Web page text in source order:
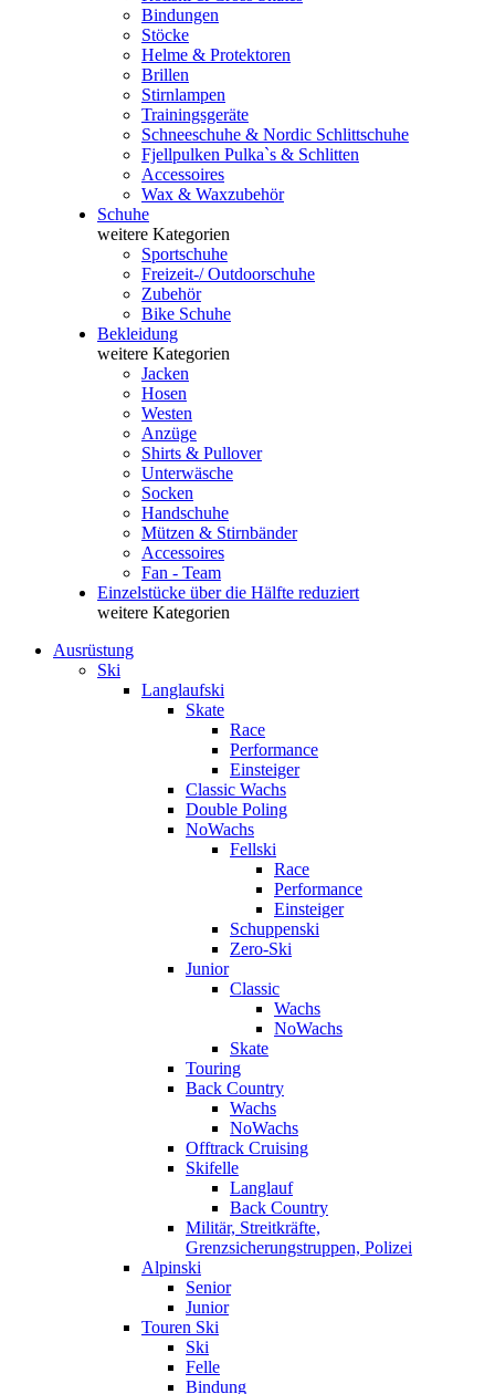
Bindungen
Stöcke
Helme & Protektoren
Brillen
Stirnlampen
Trainingsgeräte
Schneeschuhe & Nordic Schlittschuhe
Fjellpulken Pulka`s & Schlitten
Accessoires
Wax & Waxzubehör
Schuhe
weitere Kategorien
Sportschuhe
Freizeit-/ Outdoorschuhe
Zubehör
Bike Schuhe
Bekleidung
weitere Kategorien
Jacken
Hosen
Westen
Anzüge
Shirts & Pullover
Unterwäsche
Socken
Handschuhe
Mützen & Stirnbänder
Accessoires
Fan - Team
Einzelstücke über die Hälfte reduziert
weitere Kategorien
Ausrüstung
Ski
Langlaufski
Skate
Race
Performance
Einsteiger
Classic Wachs
Double Poling
NoWachs
Fellski
Race
Performance
Einsteiger
Schuppenski
Zero-Ski
Junior
Classic
Wachs
NoWachs
Skate
Touring
Back Country
Wachs
NoWachs
Offtrack Cruising
Skifelle
Langlauf
Back Country
Militär, Streitkräfte,
Grenzsicherungstruppen, Polizei
Alpinski
Senior
Junior
Touren Ski
Ski
Felle
Bindung